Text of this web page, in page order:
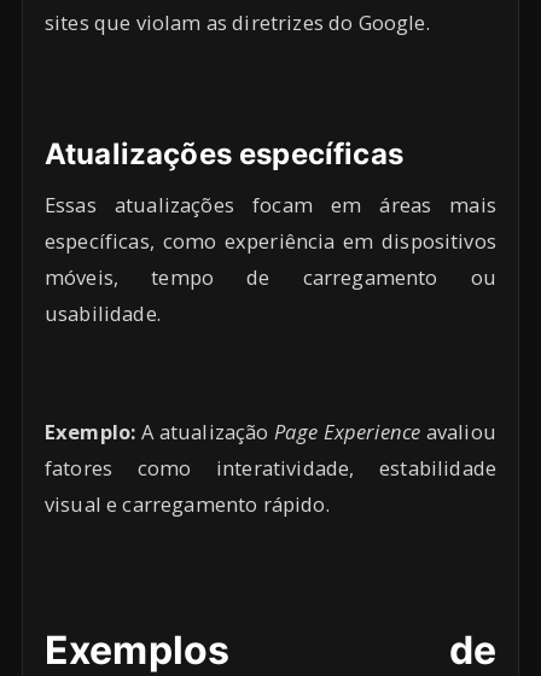
sites que violam as diretrizes do Google.
Atualizações específicas
Essas atualizações focam em áreas mais
específicas, como experiência em dispositivos
móveis, tempo de carregamento ou
usabilidade.
Exemplo: A atualizaçãoPage Experience avaliou
fatores como interatividade, estabilidade
visual e carregamento rápido.
Exemplos de